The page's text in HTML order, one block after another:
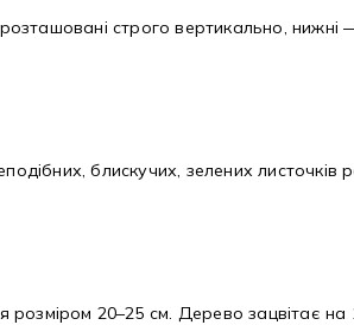
строго вертикально,
блискучих, зелених листочків
розміром 20–25 см. Дерево зацвітає